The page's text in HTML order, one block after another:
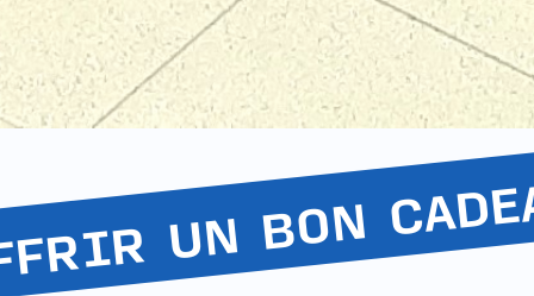
UN BON